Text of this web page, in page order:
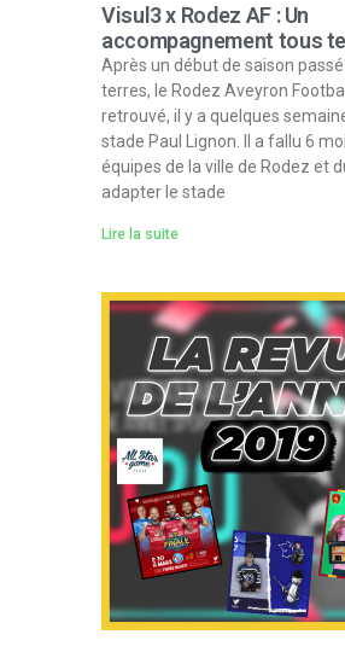
Visul3 x Rodez AF : Un
accompagnement tous
Après un début de saison
terres, le Rodez Aveyron
retrouvé, il y a quelques
stade Paul Lignon. Il a fallu 6
équipes de la ville de Rodez et
adapter le stade
Lire la suite